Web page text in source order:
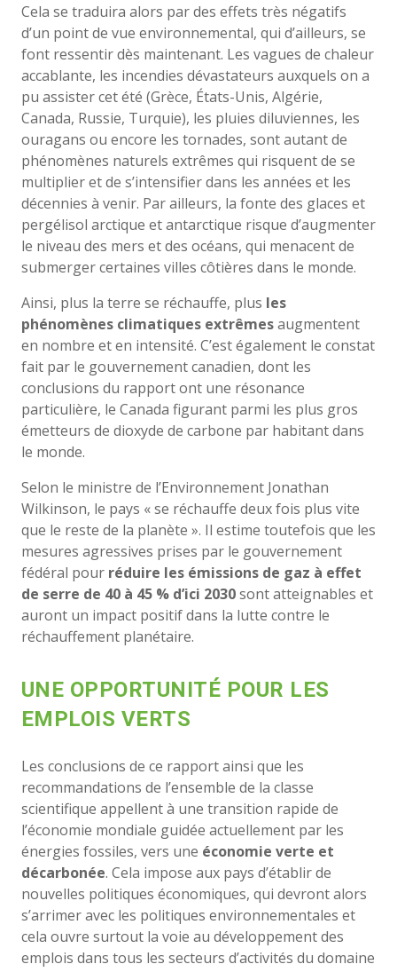
Cela se traduira alors par des effets très négatifs
d’un point de vue environnemental, qui d’ailleurs, se
font ressentir dès maintenant. Les vagues de chaleur
accablante, les incendies dévastateurs auxquels on a
pu assister cet été (Grèce, États-Unis, Algérie,
Canada, Russie, Turquie), les pluies diluviennes, les
ouragans ou encore les tornades, sont autant de
phénomènes naturels extrêmes qui risquent de se
multiplier et de s’intensifier dans les années et les
décennies à venir. Par ailleurs, la fonte des glaces et
pergélisol arctique et antarctique risque d’augmenter
le niveau des mers et des océans, qui menacent de
submerger certaines villes côtières dans le monde.
Ainsi, plus la terre se réchauffe, plus les
phénomènes climatiques extrêmesaugmentent
en nombre et en intensité. C’est également le constat
fait par le gouvernement canadien, dont les
conclusions du rapport ont une résonance
particulière, le Canada figurant parmi les plus gros
émetteurs de dioxyde de carbone par habitant dans
le monde.
Selon le ministre de l’Environnement Jonathan
Wilkinson, le pays « se réchauffe deux fois plus vite
que le reste de la planète ». Il estime toutefois que les
mesures agressives prises par le gouvernement
fédéral pour réduire les émissions de gaz à effet
de serre de 40 à 45 % d’ici 2030sont atteignables et
auront un impact positif dans la lutte contre le
réchauffement planétaire.
UNE OPPORTUNITÉ POUR LES
EMPLOIS VERTS
Les conclusions de ce rapport ainsi que les
recommandations de l’ensemble de la classe
scientifique appellent à une transition rapide de
l’économie mondiale guidée actuellement par les
énergies fossiles, vers une économie verte et
décarbonée. Cela impose aux pays d’établir de
nouvelles politiques économiques, qui devront alors
s’arrimer avec les politiques environnementales et
cela ouvre surtout la voie au développement des
emplois dans tous les secteurs d’activités du domaine